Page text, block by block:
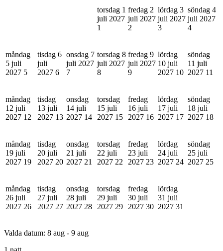
torsdag 1
juli 2027
1
fredag 2
juli 2027
2
lördag 3
juli 2027
3
söndag 4
juli 2027
4
måndag
5 juli
2027 5
tisdag 6
juli
2027 6
onsdag 7
juli 2027
7
torsdag 8
juli 2027
8
fredag 9
juli 2027
9
lördag
10 juli
2027 10
söndag
11 juli
2027 11
måndag
12 juli
2027 12
tisdag
13 juli
2027 13
onsdag
14 juli
2027 14
torsdag
15 juli
2027 15
fredag
16 juli
2027 16
lördag
17 juli
2027 17
söndag
18 juli
2027 18
måndag
19 juli
2027 19
tisdag
20 juli
2027 20
onsdag
21 juli
2027 21
torsdag
22 juli
2027 22
fredag
23 juli
2027 23
lördag
24 juli
2027 24
söndag
25 juli
2027 25
måndag
26 juli
2027 26
tisdag
27 juli
2027 27
onsdag
28 juli
2027 28
torsdag
29 juli
2027 29
fredag
30 juli
2027 30
lördag
31 juli
2027 31
Valda datum: 8 aug - 9 aug